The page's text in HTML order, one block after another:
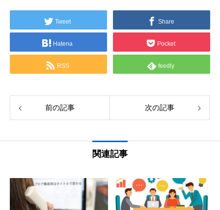
Tweet Share
Hatena Pocket
RSS feedly
前の記事 次の記事
関連記事